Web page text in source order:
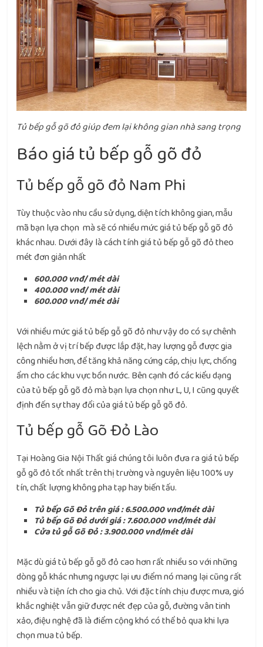
Tủ bếp gỗ gõ đỏ giúp đem lại không gian nhà sang trọng
Báo giá tủ bếp gỗ gõ đỏ
Tủ bếp gỗ gõ đỏ Nam Phi
Tùy thuộc vào nhu cầu sử dụng, diện tích không gian, mẫu
mã bạn lựa chọn mà sẽ có nhiều mức giá tủ bếp gỗ gõ đỏ
khác nhau. Dưới đây là cách tính giá tủ bếp gỗ gõ đỏ theo
mét đơn giản nhất
600.000 vnđ/ mét dài
400.000 vnđ/ mét dài
600.000 vnđ/ mét dài
Với nhiều mức giá tủ bếp gỗ gõ đỏ như vậy do có sự chênh
lệch nằm ở vị trí bếp được lắp đặt, hay lượng gỗ được gia
công nhiều hơn, để tăng khả năng cứng cáp, chịu lực, chống
ẩm cho các khu vực bồn nước. Bên cạnh đó các kiểu dạng
của tủ bếp gỗ gõ đỏ mà bạn lựa chọn như L, U, I cũng quyết
định đến sự thay đổi của giá tủ bếp gỗ gõ đỏ.
Tủ bếp gỗ Gõ Đỏ Lào
Tại Hoàng Gia Nội Thất giá chúng tôi luôn đưa ra giá tủ bếp
gỗ gõ đỏ tốt nhất trên thị trường và nguyên liệu 100% uy
tín, chất lượng không pha tạp hay biến tấu.
Tủ bếp Gõ Đỏ trên giá : 6.500.000 vnđ/mét dài
Tủ bếp Gõ Đỏ dưới giá : 7.600.000 vnđ/mét dài
Cửa tủ gỗ Gõ Đỏ : 3.900.000 vnđ/mét dài
Mặc dù giá tủ bếp gỗ gõ đỏ cao hơn rất nhiều so với những
dòng gỗ khác nhưng ngược lại ưu điểm nó mang lại cũng rất
nhiều và tiện ích cho gia chủ. Với đặc tính chịu được mưa, gió
khắc nghiệt vẫn giữ được nét đẹp của gỗ, đường vân tinh
xảo, điệu nghệ đã là điểm cộng khó có thể bỏ qua khi lựa
chọn mua tủ bếp.